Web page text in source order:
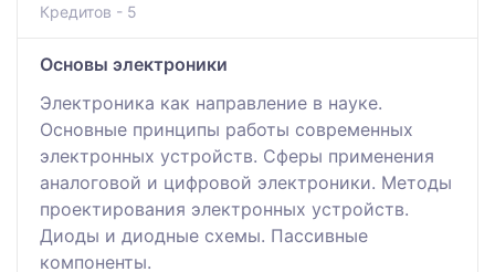
Кредитов - 5
Основы электроники
Электроника как направление в науке.
Основные принципы работы современных
электронных устройств. Сферы применения
аналоговой и цифровой электроники. Методы
проектирования электронных устройств.
Диоды и диодные схемы. Пассивные
компоненты.